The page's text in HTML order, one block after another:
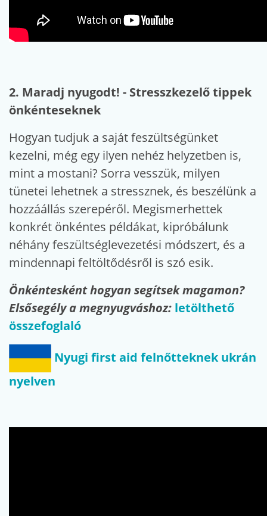
2. Maradj nyugodt! - Stresszkezelő tippek
önkénteseknek
Hogyan tudjuk a saját feszültségünket
kezelni, még egy ilyen nehéz helyzetben is,
mint a mostani? Sorra vesszük, milyen
tünetei lehetnek a stressznek, és beszélünk a
hozzáállás szerepéről. Megismerhettek
konkrét önkéntes példákat, kipróbálunk
néhány feszültséglevezetési módszert, és a
mindennapi feltöltődésről is szó esik.
Önkéntesként hogyan segítsek magamon?
Elsősegély a megnyugváshoz: letölthető
összefoglaló
Nyugi first aid felnőtteknek ukrán
nyelven